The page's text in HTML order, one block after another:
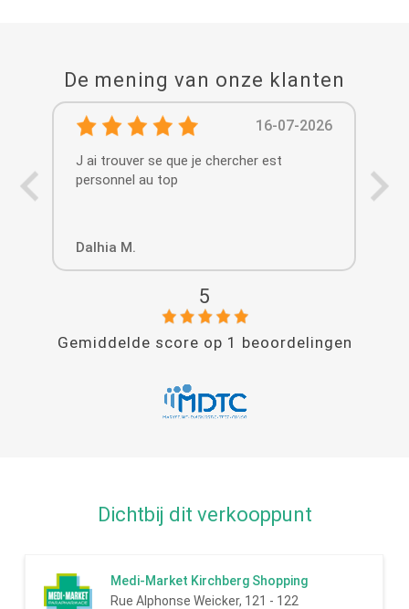
De mening van onze klanten
16-07-2026
J ai trouver se que je chercher est
personnel au top
Dalhia M.
5
Gemiddelde score op 1 beoordelingen
Dichtbij dit verkooppunt
Medi-Market Kirchberg Shopping
Rue Alphonse Weicker, 121 - 122